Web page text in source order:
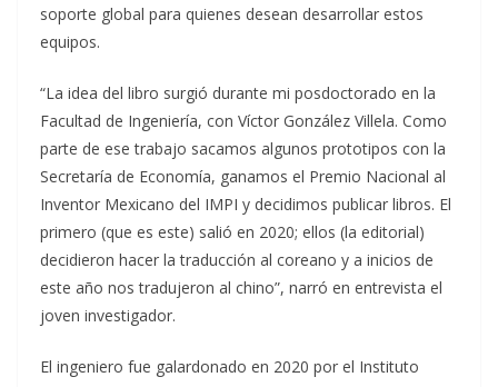
soporte global para quienes desean desarrollar estos
equipos.
“La idea del libro surgió durante mi posdoctorado en la
Facultad de Ingeniería, con Víctor González Villela. Como
parte de ese trabajo sacamos algunos prototipos con la
Secretaría de Economía, ganamos el Premio Nacional al
Inventor Mexicano del IMPI y decidimos publicar libros. El
primero (que es este) salió en 2020; ellos (la editorial)
decidieron hacer la traducción al coreano y a inicios de
este año nos tradujeron al chino”, narró en entrevista el
joven investigador.
El ingeniero fue galardonado en 2020 por el Instituto